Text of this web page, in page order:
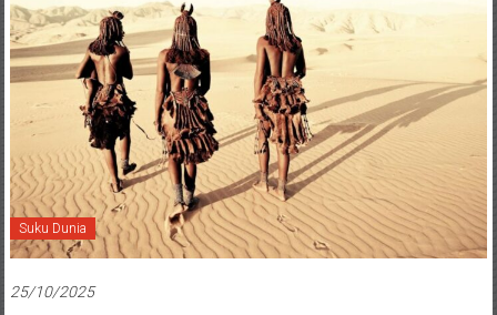
Suku Dunia
25/10/2025